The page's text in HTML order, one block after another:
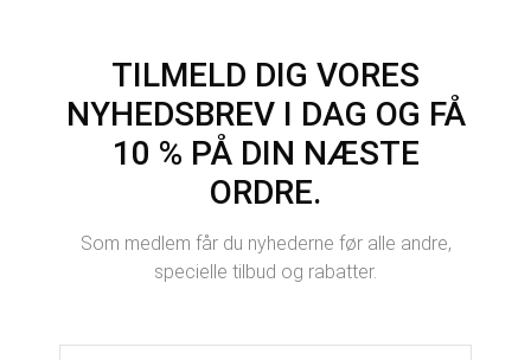
TILMELD DIG VORES
NYHEDSBREV I DAG OG FÅ
10 % PÅ DIN NÆSTE
ORDRE.
Som medlem får du nyhederne før alle andre,
specielle tilbud og rabatter.